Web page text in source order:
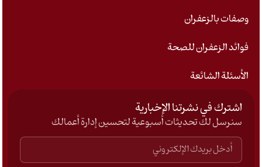
وصفات بالزعفران
فوائد الزعفران للصحة
الأسئلة الشائعة
اشترك في نشرتنا الإخبارية
سنرسل لك تحديثات أسبوعية لتحسين إدارة أعمالك